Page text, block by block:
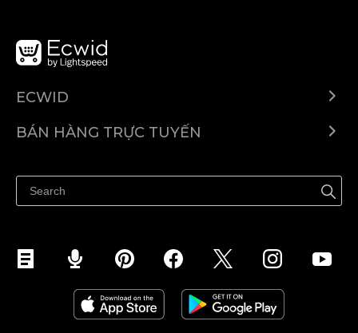
ECWID
Trung tâm trợ giúp
BÁN HÀNG TRỰC TUYẾN
Quảng bá ở bất cứ đâu
Kiểm soát mọi thứ